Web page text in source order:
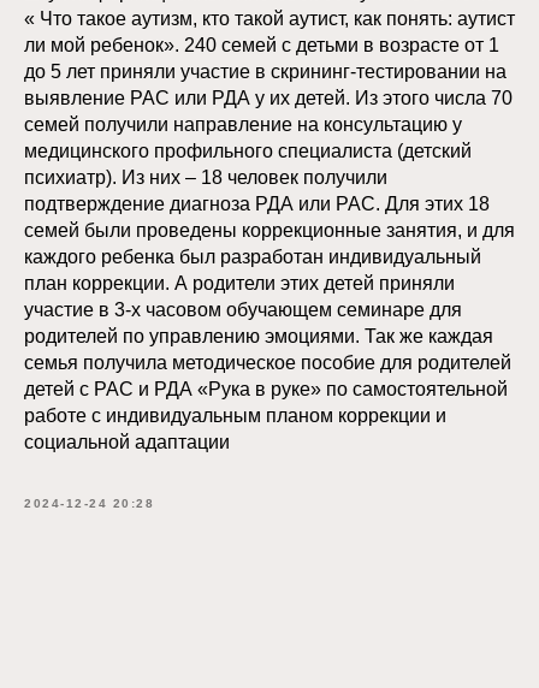
« Что такое аутизм, кто такой аутист, как понять: аутист
ли мой ребенок». 240 семей с детьми в возрасте от 1
до 5 лет приняли участие в скрининг-тестировании на
выявление РАС или РДА у их детей. Из этого числа 70
семей получили направление на консультацию у
медицинского профильного специалиста (детский
психиатр). Из них – 18 человек получили
подтверждение диагноза РДА или РАС. Для этих 18
семей были проведены коррекционные занятия, и для
каждого ребенка был разработан индивидуальный
план коррекции. А родители этих детей приняли
участие в 3-х часовом обучающем семинаре для
родителей по управлению эмоциями. Так же каждая
семья получила методическое пособие для родителей
детей с РАС и РДА «Рука в руке» по самостоятельной
работе с индивидуальным планом коррекции и
социальной адаптации
2024-12-24 20:28